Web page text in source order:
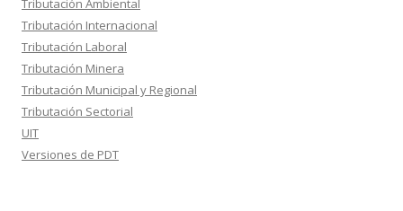
Tributación Ambiental
Tributación Internacional
Tributación Laboral
Tributación Minera
Tributación Municipal y Regional
Tributación Sectorial
UIT
Versiones de PDT